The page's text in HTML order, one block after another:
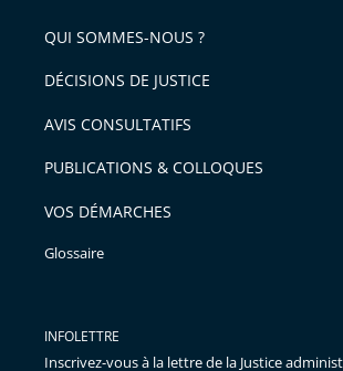
QUI SOMMES-NOUS ?
DÉCISIONS DE JUSTICE
AVIS CONSULTATIFS
PUBLICATIONS & COLLOQUES
VOS DÉMARCHES
Glossaire
INFOLETTRE
Inscrivez-vous à la lettre de la Justice